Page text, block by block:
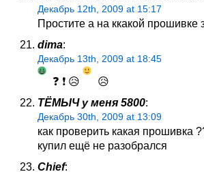
Декабрь 12th, 2009 at 15:17
Простите а на ккакой прошивке
dima:
Декабрь 13th, 2009 at 18:45
❓ ❗ 😥
😥
ТЁМЫЧ у меня 5800:
Декабрь 30th, 2009 at 13:09
как проверить какая прошивка
купил ещё не разобрался
Chief: